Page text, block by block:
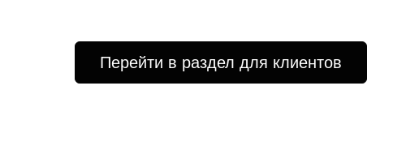
Перейти в раздел для клиентов